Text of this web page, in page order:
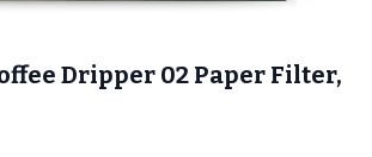
Dripper 02 Paper Filter,